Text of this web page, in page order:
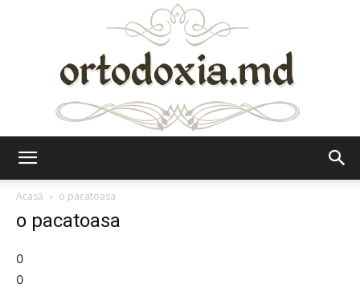
Acasă
o pacatoasa
o pacatoasa
0
0